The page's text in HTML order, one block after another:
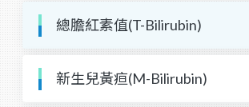
總膽紅素值(T-Bilirubin)
新生兒黃疸(M-Bilirubin)